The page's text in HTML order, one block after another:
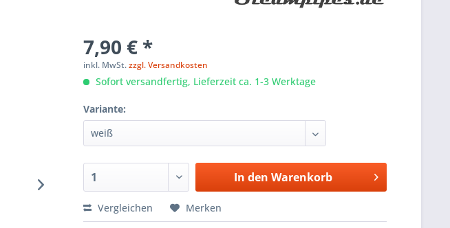
7,90 € *
inkl. MwSt.zzgl. Versandkosten
Sofort versandfertig, Lieferzeit ca. 1-3 Werktage
Variante:
In den Warenkorb
Vergleichen Merken